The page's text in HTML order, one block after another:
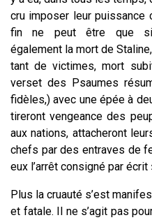
cru imposer leur puissance
fin ne peut être que
également la mort de
tant de victimes, mort
verset des Psaumes
fidèles,) avec une épée à
tireront vengeance des
aux nations, attacheront
chefs par des entraves de
eux l’arrêt consigné par écrit
Plus la cruauté s’est
et fatale. Il ne s’agit pas